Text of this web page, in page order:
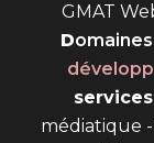
GMAT
Domaines
services
médiatique